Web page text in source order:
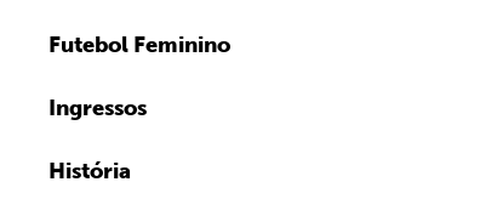
Futebol Feminino
Ingressos
História